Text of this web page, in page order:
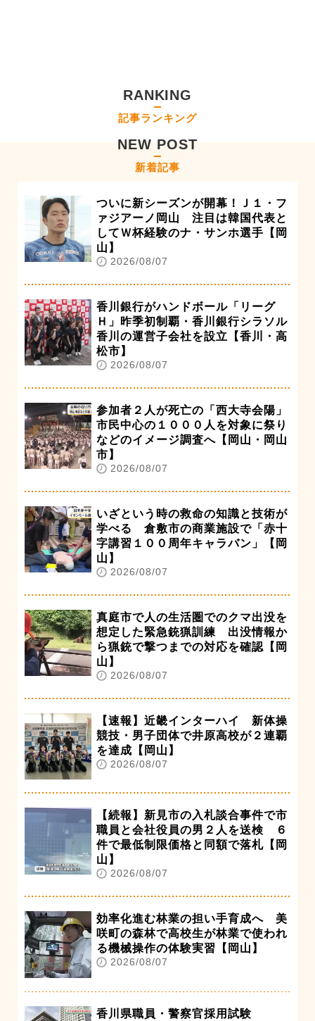
RANKING
記事ランキング
NEW POST
新着記事
ついに新シーズンが開幕！Ｊ１・フ
ァジアーノ岡山 注目は韓国代表と
してＷ杯経験のナ・サンホ選手【岡
山】
2026/08/07
香川銀行がハンドボール「リーグ
Ｈ」昨季初制覇・香川銀行シラソル
香川の運営子会社を設立【香川・高
松市】
2026/08/07
参加者２人が死亡の「西大寺会陽」
市民中心の１０００人を対象に祭り
などのイメージ調査へ【岡山・岡山
市】
2026/08/07
いざという時の救命の知識と技術が
学べる 倉敷市の商業施設で「赤十
字講習１００周年キャラバン」【岡
山】
2026/08/07
真庭市で人の生活圏でのクマ出没を
想定した緊急銃猟訓練 出没情報か
ら猟銃で撃つまでの対応を確認【岡
山】
2026/08/07
【速報】近畿インターハイ 新体操
競技・男子団体で井原高校が２連覇
を達成【岡山】
2026/08/07
【続報】新見市の入札談合事件で市
職員と会社役員の男２人を送検 ６
件で最低制限価格と同額で落札【岡
山】
2026/08/07
効率化進む林業の担い手育成へ 美
咲町の森林で高校生が林業で使われ
る機械操作の体験実習【岡山】
2026/08/07
香川県職員・警察官採用試験